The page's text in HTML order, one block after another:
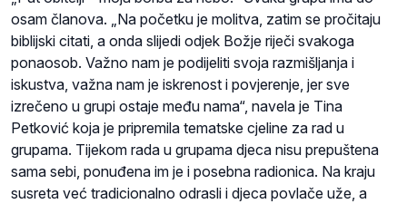
osam članova. „Na početku je molitva, zatim se pročitaju
biblijski citati, a onda slijedi odjek Božje riječi svakoga
ponaosob. Važno nam je podijeliti svoja razmišljanja i
iskustva, važna nam je iskrenost i povjerenje, jer sve
izrečeno u grupi ostaje među nama“, navela je Tina
Petković koja je pripremila tematske cjeline za rad u
grupama. Tijekom rada u grupama djeca nisu prepuštena
sama sebi, ponuđena im je i posebna radionica. Na kraju
susreta već tradicionalno odrasli i djeca povlače uže, a